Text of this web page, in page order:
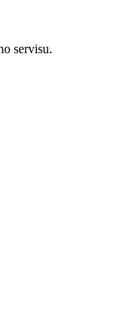
servisu.